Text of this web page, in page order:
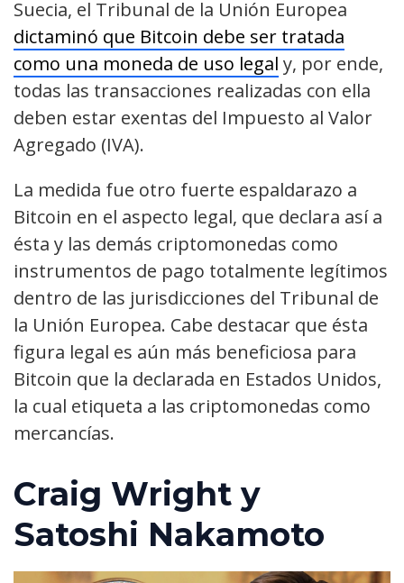
Suecia, el Tribunal de la Unión Europea
dictaminó que Bitcoin debe ser tratada
como una moneda de uso legal y, por ende,
todas las transacciones realizadas con ella
deben estar exentas del Impuesto al Valor
Agregado (IVA).
La medida fue otro fuerte espaldarazo a
Bitcoin en el aspecto legal, que declara así a
ésta y las demás criptomonedas como
instrumentos de pago totalmente legítimos
dentro de las jurisdicciones del Tribunal de
la Unión Europea. Cabe destacar que ésta
figura legal es aún más beneficiosa para
Bitcoin que la declarada en Estados Unidos,
la cual etiqueta a las criptomonedas como
mercancías.
Craig Wright y
Satoshi Nakamoto